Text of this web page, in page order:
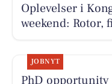
Oplevelser i
weekend: Rotor,
JOBNYT
PhD